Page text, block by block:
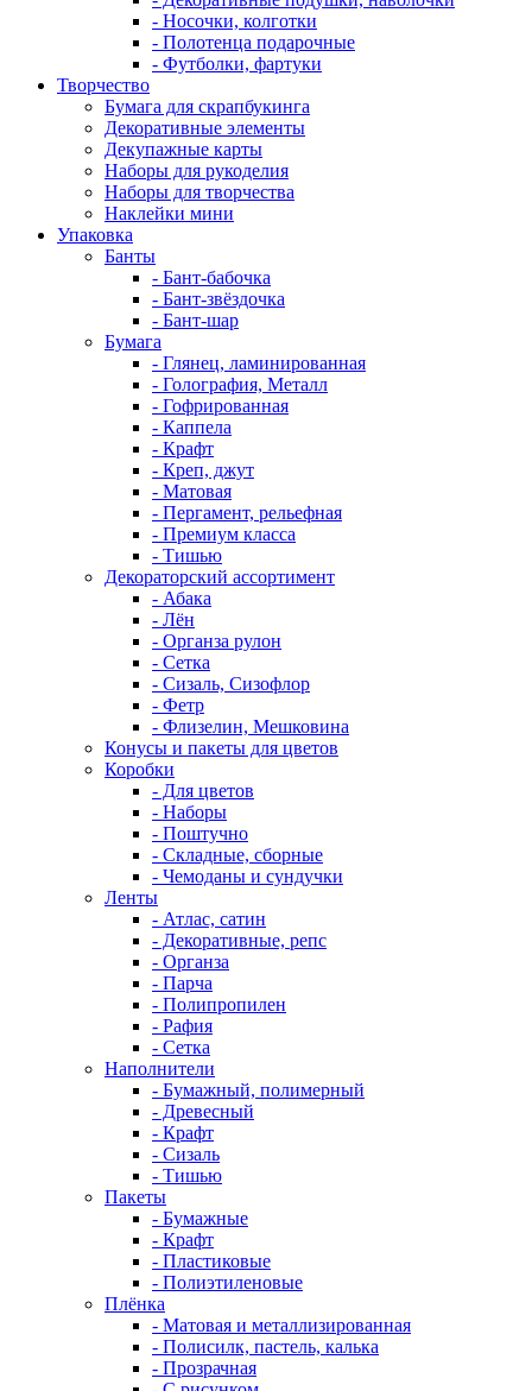
- Носочки, колготки
- Полотенца подарочные
- Футболки, фартуки
Творчество
Бумага для скрапбукинга
Декоративные элементы
Декупажные карты
Наборы для рукоделия
Наборы для творчества
Наклейки мини
Упаковка
Банты
- Бант-бабочка
- Бант-звёздочка
- Бант-шар
Бумага
- Глянец, ламинированная
- Голография, Металл
- Гофрированная
- Каппела
- Крафт
- Креп, джут
- Матовая
- Пергамент, рельефная
- Премиум класса
- Тишью
Декораторский ассортимент
- Абака
- Лён
- Органза рулон
- Сетка
- Сизаль, Сизофлор
- Фетр
- Флизелин, Мешковина
Конусы и пакеты для цветов
Коробки
- Для цветов
- Наборы
- Поштучно
- Складные, сборные
- Чемоданы и сундучки
Ленты
- Атлас, сатин
- Декоративные, репс
- Органза
- Парча
- Полипропилен
- Рафия
- Сетка
Наполнители
- Бумажный, полимерный
- Древесный
- Крафт
- Сизаль
- Тишью
Пакеты
- Бумажные
- Крафт
- Пластиковые
- Полиэтиленовые
Плёнка
- Матовая и металлизированная
- Полисилк, пастель, калька
- Прозрачная